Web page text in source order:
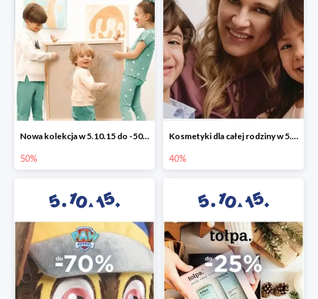
Nowa kolekcja w 5.10.15 do -50%
50%
Kosmetyki dla całej rodziny w 5.10.15 do -40%
40%